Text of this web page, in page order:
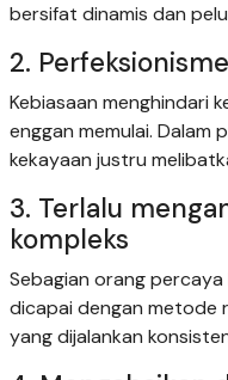
bersifat dinamis dan
2. Perfeksionisme
Kebiasaan menghindari
enggan memulai. Dalam
kekayaan justru
3. Terlalu
kompleks
Sebagian orang
dicapai dengan metode
yang dijalankan